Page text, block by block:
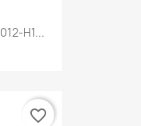
H1...
favorite_border